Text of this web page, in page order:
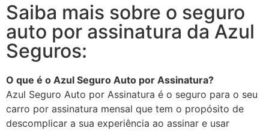
Saiba mais sobre o seguro
auto por assinatura da Azul
Seguros:
O que é o Azul Seguro Auto por Assinatura?
Azul Seguro Auto por Assinatura é o seguro para o seu
carro por assinatura mensal que tem o propósito de
descomplicar a sua experiência ao assinar e usar